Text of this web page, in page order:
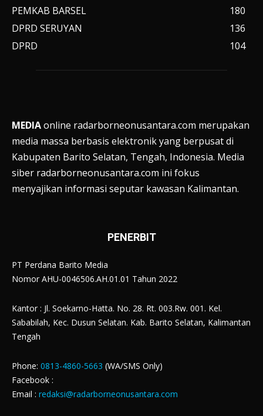
PEMKAB BARSEL
180
DPRD SERUYAN
136
DPRD
104
MEDIAonline radarborneonusantara.com merupakan
media massa berbasis elektronik yang berpusat di
Kabupaten Barito Selatan, Tengah, Indonesia. Media
siber radarborneonusantara.com ini fokus
menyajikan informasi seputar kawasan Kalimantan.
PENERBIT
PT Perdana Barito Media
Nomor AHU-0046506.AH.01.01 Tahun 2022
Kantor : Jl. Soekarno-Hatta. No. 28. Rt. 003.Rw. 001. Kel.
Sababilah, Kec. Dusun Selatan. Kab. Barito Selatan, Kalimantan
Tengah
Phone: 0813-4860-5663 (WA/SMS Only)
Facebook :
Email : redaksi@radarborneonusantara.com